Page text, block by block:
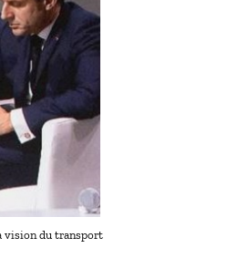
vision du transport